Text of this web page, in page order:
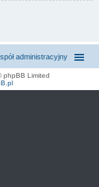
administracyjny
phpBB Limited